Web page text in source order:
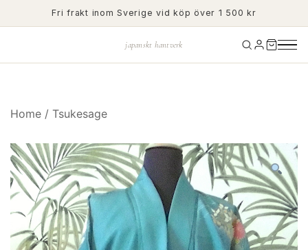
to
Fri frakt inom Sverige vid köp över 1 500 kr
japanskt hantverk
Home / Tsukesage